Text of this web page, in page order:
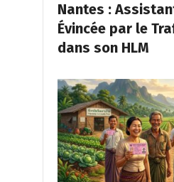
Nantes :
Évincée par le
dans son HLM